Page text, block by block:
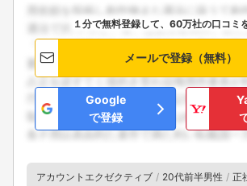
１分で無料登録して、60万社の口コミ
メールで登録（無料）
Google
で登録
アカウントエクゼクティブ 20代前半男性 正